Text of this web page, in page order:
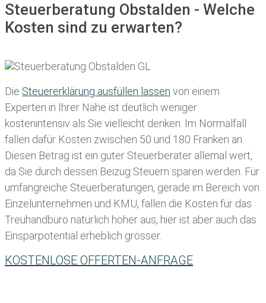
Steuerberatung Obstalden - Welche
Kosten sind zu erwarten?
Die Steuererklärung ausfüllen lassen von einem
Experten in Ihrer Nähe ist deutlich weniger
kostenintensiv als Sie vielleicht denken. Im Normalfall
fallen dafür Kosten zwischen 50 und 180 Franken an.
Diesen Betrag ist ein guter Steuerberater allemal wert,
da Sie durch dessen Beizug Steuern sparen werden. Für
umfangreiche Steuerberatungen, gerade im Bereich von
Einzelunternehmen und KMU, fallen die Kosten für das
Treuhandbüro natürlich höher aus, hier ist aber auch das
Einsparpotential erheblich grösser.
KOSTENLOSE OFFERTEN-ANFRAGE